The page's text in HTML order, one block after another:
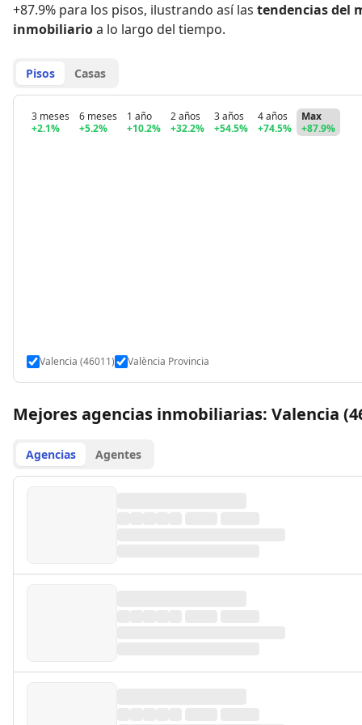
+87.9% para los pisos, ilustrando así las tendencias del
inmobiliarioa lo largo del tiempo.
Pisos Casas
3 meses
+2.1%
6 meses
+5.2%
1 año
+10.2%
2 años
+32.2%
3 años
+54.5%
4 años
+74.5%
Max
+87.9%
Valencia (46011) València Provincia
Mejores agencias inmobiliarias: Valencia
Agencias Agentes